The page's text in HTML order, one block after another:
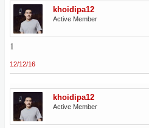
khoidipa12
Active Member
1
12/12/16
khoidipa12
Active Member